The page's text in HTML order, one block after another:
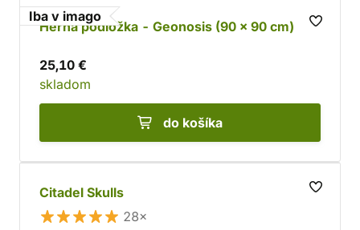
Iba v imago
Herná podložka - Geonosis (90 x 90 cm)
25,10 €
skladom
do košíka
Citadel Skulls
28×